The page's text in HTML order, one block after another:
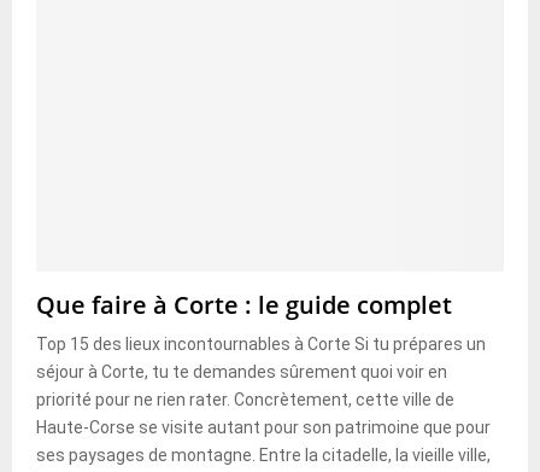
Que faire à Corte : le guide complet
Top 15 des lieux incontournables à Corte Si tu prépares un
séjour à Corte, tu te demandes sûrement quoi voir en
priorité pour ne rien rater. Concrètement, cette ville de
Haute-Corse se visite autant pour son patrimoine que pour
ses paysages de montagne. Entre la citadelle, la vieille ville,